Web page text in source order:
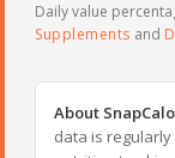
Daily value
Supplements and
About
data is